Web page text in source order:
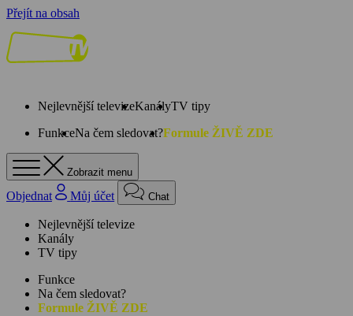
Přejít na obsah
Nejlevnější televizeKanályTV tipy
FunkceNa čem sledovat?Formule ŽIVĚ ZDE
Zobrazit menu
Objednat Můj účet Chat
Nejlevnější televize
Kanály
TV tipy
Funkce
Na čem sledovat?
Formule ŽIVĚ ZDE